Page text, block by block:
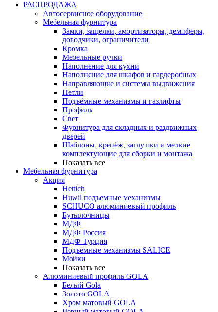
РАСПРОДАЖА
Автосервисное оборудование
Мебельная фурнитура
Замки, защелки, амортизаторы, демпферы,
доводчики, ограничители
Кромка
Мебельные ручки
Наполнение для кухни
Наполнение для шкафов и гардеробных
Направляющие и системы выдвижения
Петли
Подъёмные механизмы и газлифты
Профиль
Свет
Фурнитура для складных и раздвижных
дверей
Шаблоны, крепёж, заглушки и мелкие
комплектующие для сборки и монтажа
Показать все
Мебельная фурнитура
Акция
Hettich
Huwil подъемные механизмы
SCHUCO алюминиевый профиль
Бутылочницы
МДФ
МДФ Россия
МДФ Турция
Подъемные механизмы SALICE
Мойки
Показать все
Алюминиевый профиль GOLA
Белый Gola
Золото GOLA
Хром матовый GOLA